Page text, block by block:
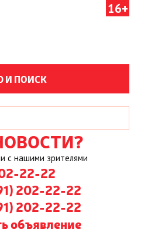
16+
И ПОИСК
с нашими зрителями
22-22
202-22-22
202-22-22
объявление